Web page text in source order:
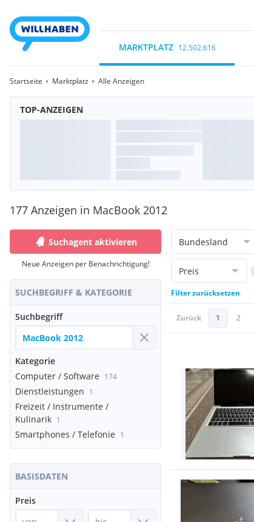
MARKTPLATZ 12.502.616
Startseite Marktplatz Alle Anzeigen
TOP-ANZEIGEN
177 Anzeigen in MacBook 2012
Suchagent aktivieren
Neue Anzeigen per Benachrichtigung!
SUCHBEGRIFF & KATEGORIE
Suchbegriff
Kategorie
Computer / Software 174
Dienstleistungen 1
Freizeit / Instrumente /
Kulinarik 1
Smartphones / Telefonie 1
BASISDATEN
Preis
Bundesland
Preis
Filter zurücksetzen
Zurück 1 2